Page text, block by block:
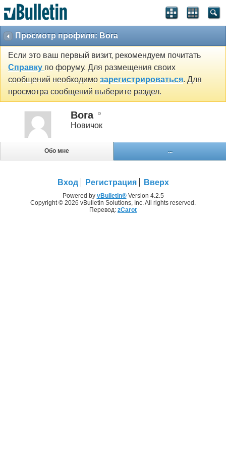
Просмотр профиля: Bora
Если это ваш первый визит, рекомендуем почитать
Справку по форуму. Для размещения своих
сообщений необходимо зарегистрироваться. Для
просмотра сообщений выберите раздел.
Bora
Новичок
Обо мне ...
Вход Регистрация Вверх
Powered by vBulletin®Version 4.2.5
Copyright © 2026 vBulletin Solutions, Inc. All rights reserved.
Перевод: zCarot